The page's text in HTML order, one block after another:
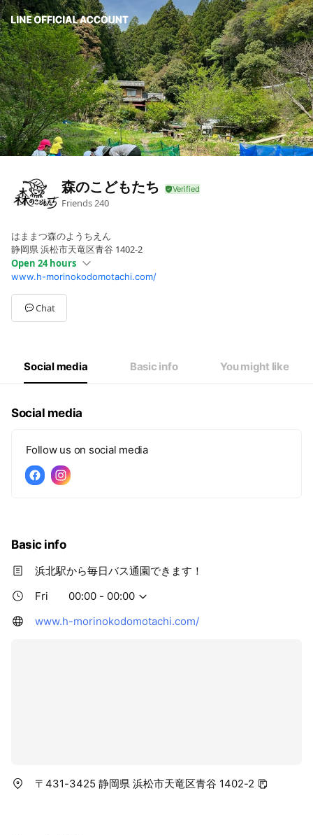
森のこどもたち
Friends240
はままつ森のようちえん
静岡県 浜松市天竜区青谷 1402-2
Open 24 hours
SunClosed
Mon00:00 - 00:00
Tue00:00 - 00:00
Wed00:00 - 00:00
Closed
www.h-morinokodomotachi.com/
Chat
Social media Basic info You might like
Social media
Follow us on social media
Basic info
浜北駅から毎日バス通園できます！
Fri
00:00 - 00:00
www.h-morinokodomotachi.com/
〒431-3425 静岡県 浜松市天竜区青谷 1402-2